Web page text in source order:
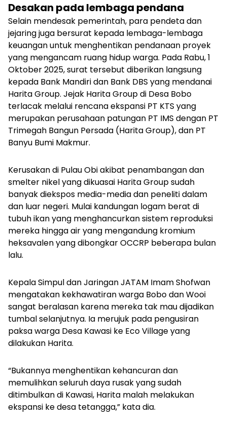
Desakan pada lembaga pendana
Selain mendesak pemerintah, para pendeta dan
jejaring juga bersurat kepada lembaga-lembaga
keuangan untuk menghentikan pendanaan proyek
yang mengancam ruang hidup warga. Pada Rabu, 1
Oktober 2025, surat tersebut diberikan langsung
kepada Bank Mandiri dan Bank DBS yang mendanai
Harita Group. Jejak Harita Group di Desa Bobo
terlacak melalui rencana ekspansi PT KTS yang
merupakan perusahaan patungan PT IMS dengan PT
Trimegah Bangun Persada (Harita Group), dan PT
Banyu Bumi Makmur.
Kerusakan di Pulau Obi akibat penambangan dan
smelter nikel yang dikuasai Harita Group sudah
banyak diekspos media-media dan peneliti dalam
dan luar negeri. Mulai kandungan logam berat di
tubuh ikan yang menghancurkan sistem reproduksi
mereka hingga air yang mengandung kromium
heksavalen yang dibongkar OCCRP beberapa bulan
lalu.
Kepala Simpul dan Jaringan JATAM Imam Shofwan
mengatakan kekhawatiran warga Bobo dan Wooi
sangat beralasan karena mereka tak mau dijadikan
tumbal selanjutnya. Ia merujuk pada pengusiran
paksa warga Desa Kawasi ke Eco Village yang
dilakukan Harita.
“Bukannya menghentikan kehancuran dan
memulihkan seluruh daya rusak yang sudah
ditimbulkan di Kawasi, Harita malah melakukan
ekspansi ke desa tetangga,” kata dia.